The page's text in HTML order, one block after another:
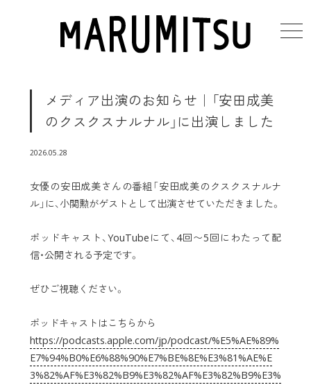
メディア出演のお知らせ｜「安田成美
のクスクスナルナル」に出演しました
2026.05.28
女優の安田成美さんの番組「安田成美のクスクスナルナ
ル」に、小関勲がゲストとして出演させていただきました。
ポッドキャスト、YouTubeにて、4回〜5回にわたって配
信・公開される予定です。
ぜひご視聴ください。
ポッドキャストはこちらから
https://podcasts.apple.com/jp/podcast/%E5%AE%89%
E7%94%B0%E6%88%90%E7%BE%8E%E3%81%AE%E
3%82%AF%E3%82%B9%E3%82%AF%E3%82%B9%E3%